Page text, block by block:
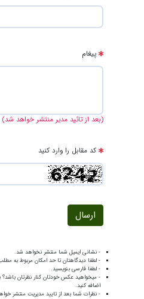
پیغام
(بعد از تائید مدیر منتشر خواهد شد)
کد مقابل را وارد کنید
ارسال
- نشانی ایمیل شما منتشر نخواهد شد.
- لطفا دیدگاهتان تا حد امکان مربوط به
- لطفا فارسی بنویسید.
- میخواهید عکس خودتان کنار نظرتان باشد؟
اضافه کنید.
- نظرات شما بعد از تایید مدیریت منتشر